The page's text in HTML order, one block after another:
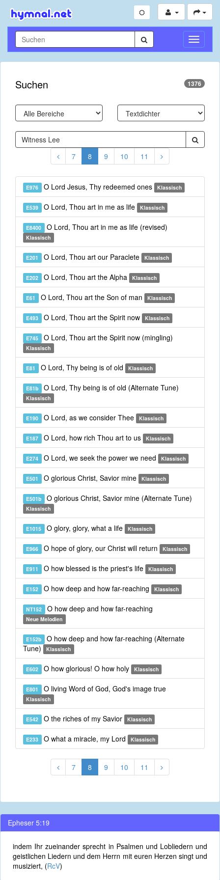
Suchen 1376
7 8 9 10 11
E976 O Lord Jesus, Thy redeemed ones Klassisch
E539 O Lord, Thou art in me as life Klassisch
E8400 O Lord, Thou art in me as life (revised)
Klassisch
E201 O Lord, Thou art our Paraclete Klassisch
E202 O Lord, Thou art the Alpha Klassisch
E61 O Lord, Thou art the Son of man Klassisch
E493 O Lord, Thou art the Spirit now Klassisch
E745 O Lord, Thou art the Spirit now (mingling)
Klassisch
E81 O Lord, Thy being is of old Klassisch
E81b O Lord, Thy being is of old (Alternate Tune)
Klassisch
E190 O Lord, as we consider Thee Klassisch
E187 O Lord, how rich Thou art to us Klassisch
E274 O Lord, we seek the power we need Klassisch
E501 O glorious Christ, Savior mine Klassisch
E501b O glorious Christ, Savior mine (Alternate Tune)
Klassisch
E1015 O glory, glory, what a life Klassisch
E966 O hope of glory, our Christ will return Klassisch
E911 O how blessed is the priest's life Klassisch
E152 O how deep and how far-reaching Klassisch
NT152 O how deep and how far-reaching
Neue Melodien
E152b O how deep and how far-reaching (Alternate
Tune)
Klassisch
E602 O how glorious! O how holy Klassisch
E801 O living Word of God, God's image true
Klassisch
E542 O the riches of my Savior Klassisch
E233 O what a miracle, my Lord Klassisch
7 8 9 10 11
Epheser 5:19
indem Ihr zueinander sprecht in Psalmen und Lobliedern und
geistlichen Liedern und dem Herrn mit euren Herzen singt und
musiziert, (RcV)